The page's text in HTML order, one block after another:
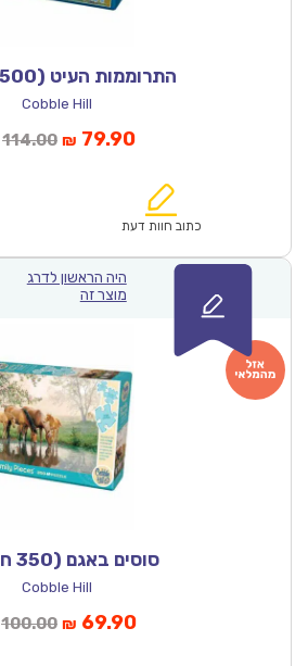
התרוממות העיט (500 חלקים)
Cobble Hill
114.00המחיר
₪114.00.
₪ 79.90המחיר
הוא:
כתוב חוות דעת
היה הראשון לדרג
מוצר זה
סוסים באגם (350 חלקים)
Cobble Hill
100.00המחיר
₪ 69.90המחיר